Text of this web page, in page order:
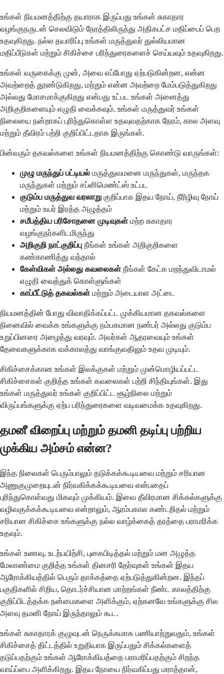
உங்கள் நியமனத்திற்கு தயாராக இருப்பது உங்கள் சுகாதார
வழங்குநருடன் செலவிடும் நேரத்திலிருந்து அதிகபட்ச மதிப்பைப் பெற
உதவுகிறது. நல்ல தயாரிப்பு உங்கள் மருத்துவர் துல்லியமான
மதிப்பீடுகள் மற்றும் சிகிச்சை பரிந்துரைகளைச் செய்யவும் உதவுகிறது.
உங்கள் வருகைக்கு முன், அவை எப்போது ஏற்படுகின்றன, என்ன
அவற்றைத் தூண்டுகிறது, மற்றும் என்ன அவற்றை மேம்படுத்துகிறது
அல்லது மோசமாக்குகிறது என்பது உட்பட உங்கள் அனைத்து
அறிகுறிகளையும் எழுதி வைக்கவும். உங்கள் மருத்துவர் உங்கள்
நிலையை நன்றாகப் புரிந்துகொள்ள உதவுவதற்காக நேரம், கால அளவு
மற்றும் தீவிரம் பற்றி குறிப்பிட்டதாக இருங்கள்.
பின்வரும் தகவல்களை உங்கள் நியமனத்திற்கு கொண்டு வாருங்கள்:
முழு மருந்துப் பட்டியல் மருத்துவமனை மருந்துகள், மருந்தக
மருந்துகள் மற்றும் சப்ளிமெண்ட்ஸ் உட்பட
குடும்ப மருத்துவ வரலாறு குறிப்பாக இதய நோய், நீரிழிவு நோய்
மற்றும் உயர் இரத்த அழுத்தம்
சமீபத்திய பரிசோதனை முடிவுகள் மற்ற சுகாதார
வழங்குநர்களிடமிருந்து
அறிகுறி நாட்குறிப்பு நீங்கள் உங்கள் அறிகுறிகளை
கண்காணித்து வந்தால்
கேள்விகள் அல்லது கவலைகள் நீங்கள் கேட்க மறந்துவிடாமல்
எழுதி வைத்துக் கொள்ளுங்கள்
காப்பீட்டுத் தகவல்கள் மற்றும் அடையாள அட்டை
நியமனத்தின் போது விவாதிக்கப்பட்ட முக்கியமான தகவல்களை
நினைவில் வைக்க உங்களுக்கு நம்பகமான நண்பர் அல்லது குடும்ப
உறுப்பினரை அழைத்து வரவும். அவர்கள் ஆதரவையும் உங்கள்
தேவைகளுக்காக வக்காலத்து வாங்குவதிலும் உதவ முடியும்.
சிகிச்சைக்கான உங்கள் இலக்குகள் மற்றும் முன்மொழியப்பட்ட
சிகிச்சைகள் குறித்த உங்கள் கவலைகள் பற்றி சிந்தியுங்கள். இது
உங்கள் மருத்துவர் உங்கள் குறிப்பிட்ட சூழ்நிலை மற்றும்
விருப்பங்களுக்கு ஏற்ப பரிந்துரைகளை வடிவமைக்க உதவுகிறது.
தமனீ விறைப்பு மற்றும் தமனி தடிப்பு பற்றிய
முக்கிய அம்சம் என்ன?
இந்த நிலைகள் பெரும்பாலும் தடுக்கக்கூடியவை மற்றும் சரியான
அணுகுமுறையுடன் நிர்வகிக்கக்கூடியவை என்பதைப்
புரிந்துகொள்வது மிகவும் முக்கியம். இவை தீவிரமான சிக்கல்களுக்கு
வழிவகுக்கக்கூடியவை என்றாலும், ஆரம்பகால கண்டறிதல் மற்றும்
சரியான சிகிச்சை உங்களுக்கு நல்ல வாழ்க்கைத் தரத்தை பராமரிக்க
உதவும்.
உங்கள் உணவு, உடற்பயிற்சி, புகைபிடித்தல் மற்றும் மன அழுத்த
மேலாண்மை குறித்த உங்கள் தினசரி தேர்வுகள் உங்கள் இதய
ஆரோக்கியத்தில் பெரும் தாக்கத்தை ஏற்படுத்துகின்றன. இந்தப்
பகுதிகளில் சிறிய, தொடர்ச்சியான மாற்றங்கள் நீண்ட காலத்திற்கு
குறிப்பிடத்தக்க நன்மைகளை அளிக்கும், ஏற்கனவே உங்களுக்கு சில
அளவு தமனி நோய் இருந்தாலும் கூட.
உங்கள் சுகாதாரக் குழுவுடன் நெருக்கமாக பணியாற்றுவதும், உங்கள்
சிகிச்சைத் திட்டத்தில் உறுதியாக இருப்பதும் சிக்கல்களைத்
தடுப்பதற்கும் உங்கள் ஆரோக்கியத்தை பராமரிப்பதற்கும் சிறந்த
வாய்ப்பை அளிக்கிறது. இதய நோயை நிர்வகிப்பது மராத்தான்,